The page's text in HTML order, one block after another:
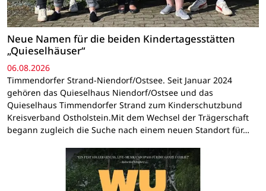
Neue Namen für die beiden Kindertagesstätten
„Quieselhäuser“
06.08.2026
Timmendorfer Strand-Niendorf/Ostsee. Seit Januar 2024
gehören das Quieselhaus Niendorf/Ostsee und das
Quieselhaus Timmendorfer Strand zum Kinderschutzbund
Kreisverband Ostholstein.Mit dem Wechsel der Trägerschaft
begann zugleich die Suche nach einem neuen Standort für…